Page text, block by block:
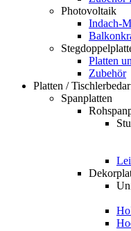
Photovoltaik
Indach-
Platten
Zubehör
Platten /
Spanplatten